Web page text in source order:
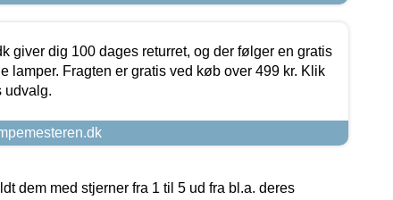
giver dig 100 dages returret, og der følger en gratis
lamper. Fragten er gratis ved køb over 499 kr. Klik
udvalg.
dem med stjerner fra 1 til 5 ud fra bl.a. deres